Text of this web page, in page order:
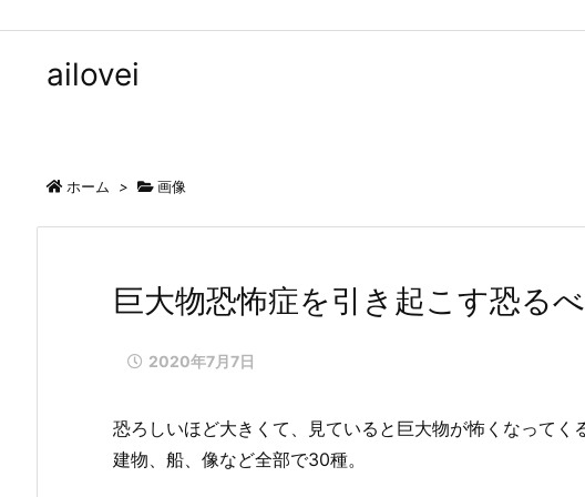
ailovei
ホーム > 画像
巨大物恐怖症を引き起こす恐る
2020年7月7日
恐ろしいほど大きくて、見ていると巨大物が怖くなって
建物、船、像など全部で30種。